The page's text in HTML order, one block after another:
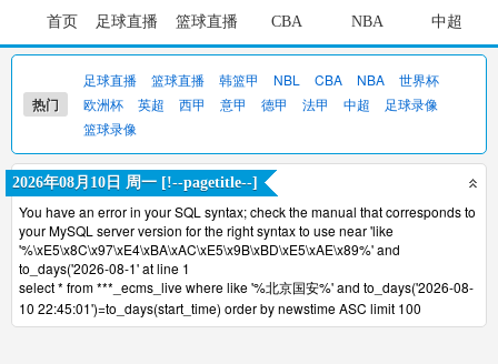
首页 足球直播 篮球直播 CBA NBA 中超
热门
足球直播 篮球直播 韩篮甲 NBL CBA NBA
世界杯
欧洲杯
英超 西甲 意甲 德甲 法甲 中超
足球录像
篮球录像
2026年08月10日 周一 [!--pagetitle--]
You have an error in your SQL syntax; check the manual that corresponds to
your MySQL server version for the right syntax to use near 'like
'%\xE5\x8C\x97\xE4\xBA\xAC\xE5\x9B\xBD\xE5\xAE\x89%' and
to_days('2026-08-1' at line 1
select * from ***_ecms_live where like '%北京国安%' and to_days('2026-08-
10 22:45:01')=to_days(start_time) order by newstime ASC limit 100